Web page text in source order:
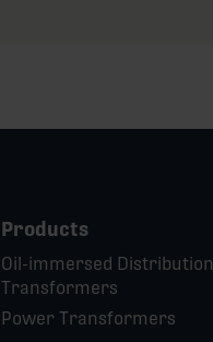
Products
Oil-immersed Distribution
Transformers
Power Transformers